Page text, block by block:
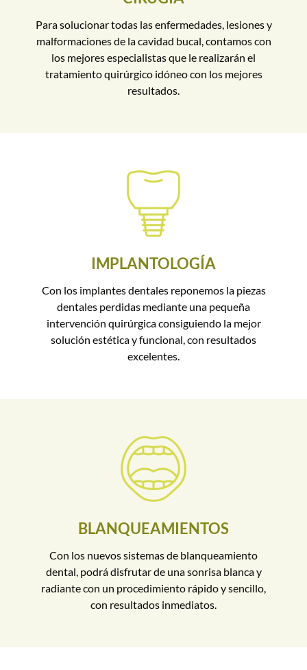
Para solucionar todas las enfermedades, lesiones y
malformaciones de la cavidad bucal, contamos con
los mejores especialistas que le realizarán el
tratamiento quirúrgico idóneo con los mejores
resultados.
IMPLANTOLOGÍA
Con los implantes dentales reponemos la piezas
dentales perdidas mediante una pequeña
intervención quirúrgica consiguiendo la mejor
solución estética y funcional, con resultados
excelentes.
BLANQUEAMIENTOS
Con los nuevos sistemas de blanqueamiento
dental, podrá disfrutar de una sonrisa blanca y
radiante con un procedimiento rápido y sencillo,
con resultados inmediatos.